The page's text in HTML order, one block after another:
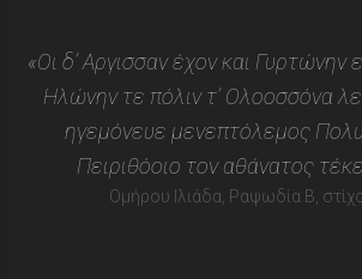
«Οι δ’ Αργισσαν έχον και Γυρτώνην
Ηλώνην τε πόλιν τ’ Ολοοσσόνα
ηγεμόνευε μενεπτόλεμος
Πειριθόοιο τον αθάνατος
Ομήρου Ιλιάδα, Ραψωδία Β,